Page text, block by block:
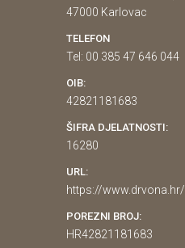
47000 Karlovac
TELEFON
Tel: 00 385 47 646 044
OIB:
42821181683
ŠIFRA DJELATNOSTI:
16280
URL:
https://www.drvona.hr/
POREZNI BROJ:
HR42821181683